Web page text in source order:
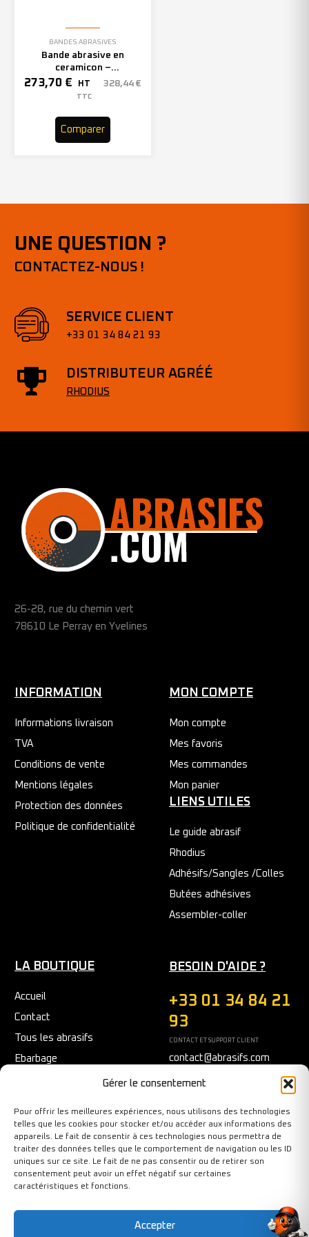
Gérer le consentement
Pour offrir les meilleures expériences, nous utilisons des technologies
telles que les cookies pour stocker et/ou accéder aux informations des
appareils. Le fait de consentir à ces technologies nous permettra de
traiter des données telles que le comportement de navigation ou les ID
uniques sur ce site. Le fait de ne pas consentir ou de retirer son
consentement peut avoir un effet négatif sur certaines
caractéristiques et fonctions.
Accepter
BANDES ABRASIVES
Bande abrasive en
ceramicon –
150mmx2000mm – Grain 40
– 305969 (x10)
273,70 € HT 328,44 €
TTC
Comparer
UNE QUESTION ?
CONTACTEZ-NOUS !
SERVICE CLIENT
+33 01 34 84 21 93
DISTRIBUTEUR AGRÉÉ
RHODIUS
26-28, rue du chemin vert
78610 Le Perray en Yvelines
INFORMATION
Informations livraison
TVA
Conditions de vente
Mentions légales
Protection des données
Politique de confidentialité
MON COMPTE
Mon compte
Mes favoris
Mes commandes
Mon panier
LIENS UTILES
Le guide abrasif
Rhodius
Adhésifs/Sangles /Colles
Butées adhésives
Assembler-coller
LA BOUTIQUE
Accueil
Contact
Tous les abrasifs
Ebarbage
Nettoyage
Outils diamantés
Ponçage
Sécurité au travail
BESOIN D'AIDE ?
+33 01 34 84 21
93
CONTACT ET SUPPORT CLIENT
contact@abrasifs.com
Du Lundi au Vendredi